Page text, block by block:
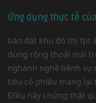
Ứng dụng thực tế
bán đất khu đô thị fpt
dùng rộng thoải mái
nghành nghề bệnh vụ
tiêu cổ phiếu mang lại
Điều này chứng thật